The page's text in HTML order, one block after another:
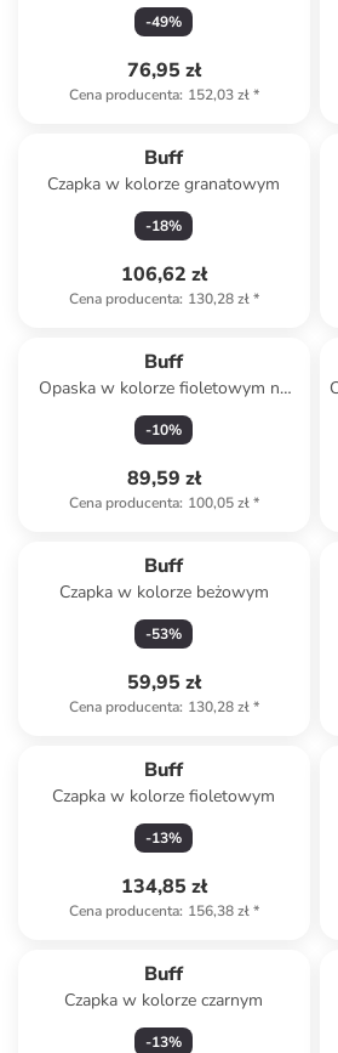
-49%
76,95 zł
Cena producenta: 152,03 zł*
Buff
Czapka w kolorze granatowym
-18%
106,62 zł
Cena producenta: 130,28 zł*
Buff
Opaska w kolorze fioletowym na
czoło
-10%
89,59 zł
Cena producenta: 100,05 zł*
Buff
Czapka w kolorze beżowym
-53%
59,95 zł
Cena producenta: 130,28 zł*
Buff
Czapka w kolorze fioletowym
-13%
134,85 zł
Cena producenta: 156,38 zł*
Buff
Czapka w kolorze czarnym
-13%